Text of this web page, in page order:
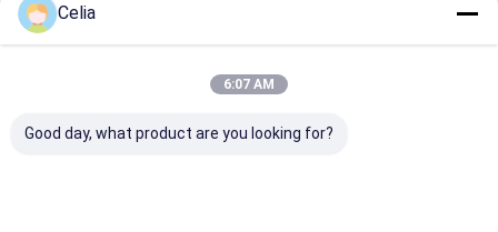
Geadviseerde Producten
Celia
6:07 AM
Good day, what product are you looking for?